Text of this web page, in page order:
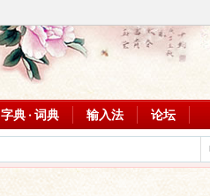
字典 · 词典 输入法 论坛